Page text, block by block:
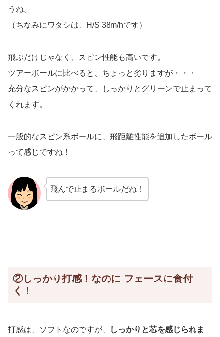
うね。
（ちなみにワタシは、H/S 38m/hです）
飛ぶだけじゃなく、スピン性能も高いです。
ツアーボールに比べると、ちょっと劣りますが・・・
充分なスピンがかかって、しっかりとグリーンで止まって
くれます。
一般的なスピン系ボールに、飛距離性能を追加したボール
って感じですね！
飛んで止まるボールだね！
②しっかり打感！なのに フェースに食付
く！
打感は、ソフトなのですが、
しっかりと芯を感じられま